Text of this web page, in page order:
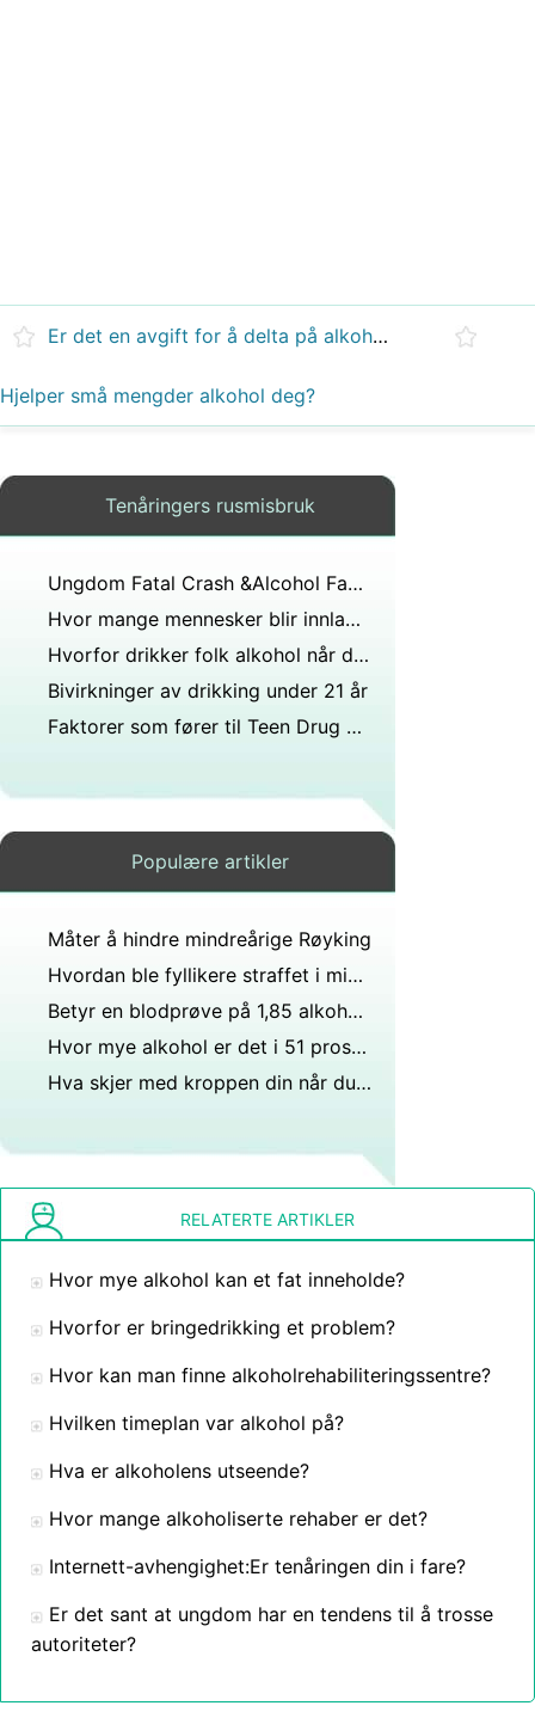
Er det en avgift for å delta på alkoholholdig møte?
Hjelper små mengder alkohol deg?
Tenåringers rusmisbruk
Ungdom Fatal Crash &Alcohol Fakta
Hvor mange mennesker blir innlagt på sykehus hvert år av å drikke alkohol?
Hvorfor drikker folk alkohol når de er sinte?
Bivirkninger av drikking under 21 år
Faktorer som fører til Teen Drug Abuse
Populære artikler
Måter å hindre mindreårige Røyking
Hvordan ble fyllikere straffet i middelalderen?
Betyr en blodprøve på 1,85 alkohol at du er full?
Hvor mye alkohol er det i 51 prosent alkohol?
Hva skjer med kroppen din når du drikker alkohol over lengre tid?
RELATERTE ARTIKLER
Hvor mye alkohol kan et fat inneholde?
Hvorfor er bringedrikking et problem?
Hvor kan man finne alkoholrehabiliteringssentre?
Hvilken timeplan var alkohol på?
Hva er alkoholens utseende?
Hvor mange alkoholiserte rehaber er det?
Internett-avhengighet:Er tenåringen din i fare?
Er det sant at ungdom har en tendens til å trosse
autoriteter?